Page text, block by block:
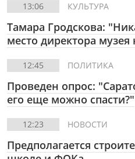
13:06 КУЛЬТУРА
Тамара Гродскова:
место директора
12:45 ПОЛИТИКА
Проведен опрос:
его еще можно спасти?"
12:23 НОВОСТИ
Предполагается